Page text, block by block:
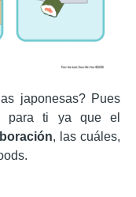
japonesas? Pues
para ti ya que el
, las cuáles,